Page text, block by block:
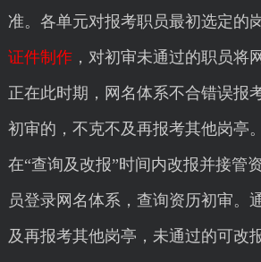
准。各单元对报考职员最初选定的
证件制作，对初审未通过的职员将
正在此时期，网名体系不合错误报
初审的，不克不及再报考其他岗亭
在“查询及改报”时间内改报并接管
员登录网名体系，查询资历初审。
及再报考其他岗亭，未通过的可改